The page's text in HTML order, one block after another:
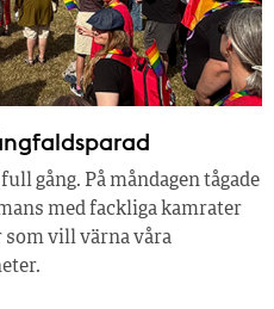
gång. På måndagen tågade
med fackliga kamrater
som vill värna våra